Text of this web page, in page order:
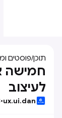
תוכן/פוסטים
חמישה
לעיצוב
ux.ui.dan
•